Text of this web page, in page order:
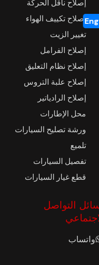
إصلاح ناقل الحركة
إصلاح تكييف الهواء
تغيير الزيت
إصلاح الفرامل
إصلاح نظام التعليق
إصلاح علبة التروس
إصلاح الرادياتير
محل الإطارات
ورشة تصليح السيارات
تلميع
تفصيل السيارات
قطع غيار السيارات
التواصل
واتساب